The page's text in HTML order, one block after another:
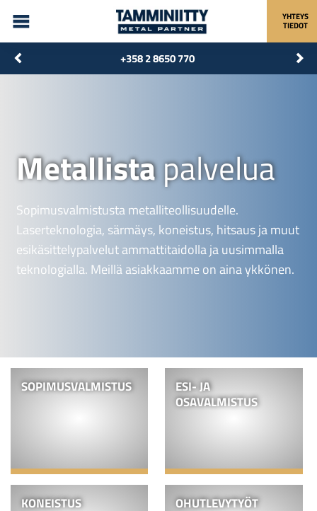
YHTEYS
TIEDOT
+358 2 8650 770
Metallistapalvelua
Sopimusvalmistusta metalliteollisuudelle.
Laserteknologia, särmäys, koneistus, hitsaus ja muut
esikäsittelypalvelut ammattitaidolla ja uusimmalla
teknologialla. Meillä asiakkaamme on aina ykkönen.
SOPIMUS­VALMISTUS
ESI- JA
OSAVALMISTUS
KONEISTUS OHUTLEVYTYÖT